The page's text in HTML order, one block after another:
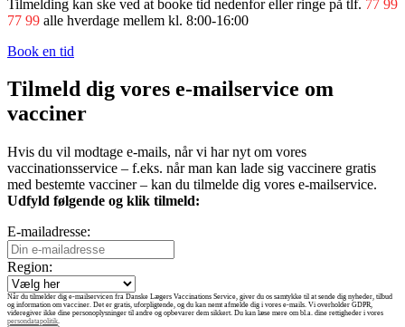
Tilmelding kan ske ved at booke tid nedenfor eller ringe på tlf. 77 99
77 99 alle hverdage mellem kl. 8:00-16:00
Book en tid
Tilmeld dig vores e-mailservice om
vacciner
Hvis du vil modtage e-mails, når vi har nyt om vores
vaccinationsservice – f.eks. når man kan lade sig vaccinere gratis
med bestemte vacciner – kan du tilmelde dig vores e-mailservice.
Udfyld følgende og klik tilmeld:
E-mailadresse:
Region:
Når du tilmelder dig e-mailservicen fra Danske Lægers Vaccinations Service, giver du os samtykke til at sende dig nyheder, tilbud
og information om vacciner. Det er gratis, uforpligtende, og du kan nemt afmelde dig i vores e-mails. Vi overholder GDPR,
videregiver ikke dine personoplysninger til andre og opbevarer dem sikkert. Du kan læse mere om bl.a. dine rettigheder i vores
persondatapolitik.